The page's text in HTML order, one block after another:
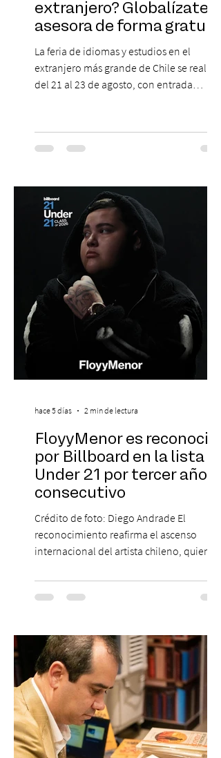
extranjero? Globalízate te
asesora de forma gratuita
La feria de idiomas y estudios en el
extranjero más grande de Chile se realizará
del 21 al 23 de agosto, con entrada
escenario en que los idiomas mantienen
un papel relevante para acceder a
desenvolverse en contextos
internacionales, los resultados más
recientes muestran que Chile todavía
enfrenta importantes desafíos en su
aprendizaje. Según el estudio global EF
FloyyMenor es reconocido
por Billboard en la lista 21
Under 21 por tercer año
consecutivo
Crédito de foto: Diego Andrade El
reconocimiento reafirma el ascenso
internacional del artista chileno, quien
en la escena global. MIAMI, FL (3 de agosto
de 2026) — FloyyMenor ha sido
Under 21 por tercer año consecutivo,
formando parte una vez más de la
selección anual de la publicación que
destaca a los artistas menores de 21 años
más influyentes de la industria musical.
Este reconocimiento reaf
hace 5 días 2 min de lectura